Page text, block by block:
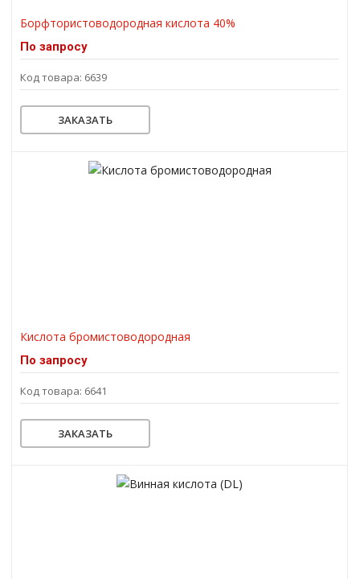
Борфтористоводородная кислота 40%
По запросу
Код товара: 6639
ЗАКАЗАТЬ
Кислота бромистоводородная
По запросу
Код товара: 6641
ЗАКАЗАТЬ